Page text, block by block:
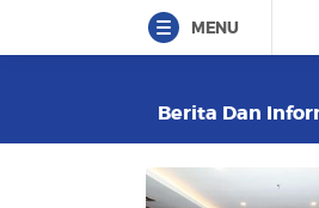
MENU
Berita Dan